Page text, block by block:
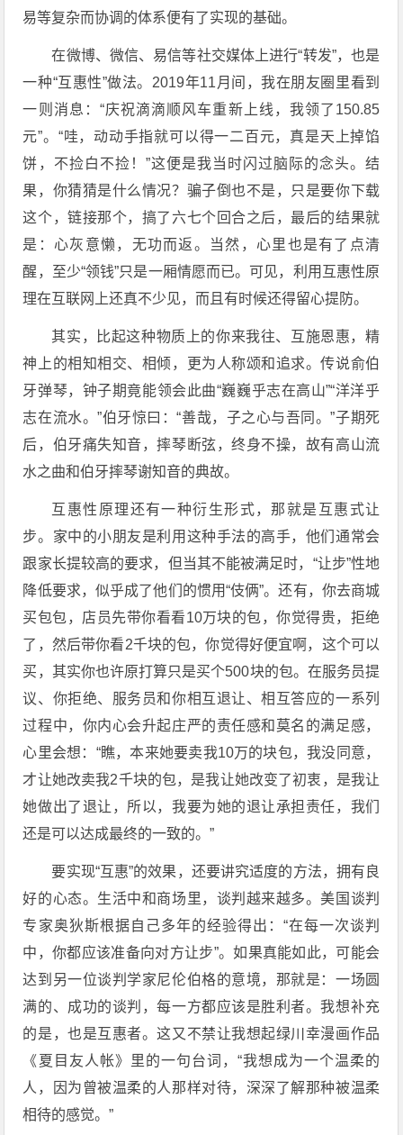
易等复杂而协调的体系便有了实现的基础。
在微博、微信、易信等社交媒体上进行“转发”，也是
一种“互惠性”做法。2019年11月间，我在朋友圈里看到
一则消息：“庆祝滴滴顺风车重新上线，我领了150.85
元”。“哇，动动手指就可以得一二百元，真是天上掉馅
饼，不捡白不捡！”这便是我当时闪过脑际的念头。结
果，你猜猜是什么情况？骗子倒也不是，只是要你下载
这个，链接那个，搞了六七个回合之后，最后的结果就
是：心灰意懒，无功而返。当然，心里也是有了点清
醒，至少“领钱”只是一厢情愿而已。可见，利用互惠性原
理在互联网上还真不少见，而且有时候还得留心提防。
其实，比起这种物质上的你来我往、互施恩惠，精
神上的相知相交、相倾，更为人称颂和追求。传说俞伯
牙弹琴，钟子期竟能领会此曲“巍巍乎志在高山”“洋洋乎
志在流水。”伯牙惊曰：“善哉，子之心与吾同。”子期死
后，伯牙痛失知音，摔琴断弦，终身不操，故有高山流
水之曲和伯牙摔琴谢知音的典故。
互惠性原理还有一种衍生形式，那就是互惠式让
步。家中的小朋友是利用这种手法的高手，他们通常会
跟家长提较高的要求，但当其不能被满足时，“让步”性地
降低要求，似乎成了他们的惯用“伎俩”。还有，你去商城
买包包，店员先带你看看10万块的包，你觉得贵，拒绝
了，然后带你看2千块的包，你觉得好便宜啊，这个可以
买，其实你也许原打算只是买个500块的包。在服务员提
议、你拒绝、服务员和你相互退让、相互答应的一系列
过程中，你内心会升起庄严的责任感和莫名的满足感，
心里会想：“瞧，本来她要卖我10万的块包，我没同意，
才让她改卖我2千块的包，是我让她改变了初衷，是我让
她做出了退让，所以，我要为她的退让承担责任，我们
还是可以达成最终的一致的。”
要实现“互惠”的效果，还要讲究适度的方法，拥有良
好的心态。生活中和商场里，谈判越来越多。美国谈判
专家奥狄斯根据自己多年的经验得出：“在每一次谈判
中，你都应该准备向对方让步”。如果真能如此，可能会
达到另一位谈判学家尼伦伯格的意境，那就是：一场圆
满的、成功的谈判，每一方都应该是胜利者。我想补充
的是，也是互惠者。这又不禁让我想起绿川幸漫画作品
《夏目友人帐》里的一句台词，“我想成为一个温柔的
人，因为曾被温柔的人那样对待，深深了解那种被温柔
相待的感觉。”